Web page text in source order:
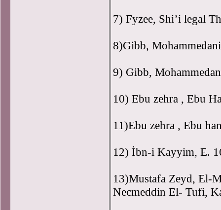
7) Fyzee, Shi’i legal
8)Gibb,
9) Gibb,
10) Ebu zehra , Ebu
11)Ebu zehra , Ebu
12) İbn-i Kayyim, E.
13)Mustafa Zeyd, El-
Necmeddin El- Tufi,